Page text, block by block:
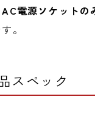
電源ソケットの
。
スペック